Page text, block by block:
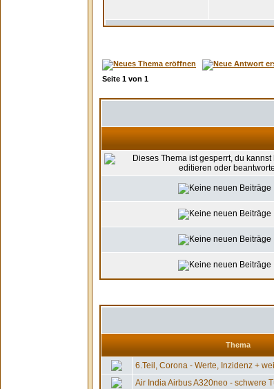
Seite 1 von 1
Thema
6.Teil, Corona - Werte, Inzidenz +
Air India Airbus A320neo - schwere